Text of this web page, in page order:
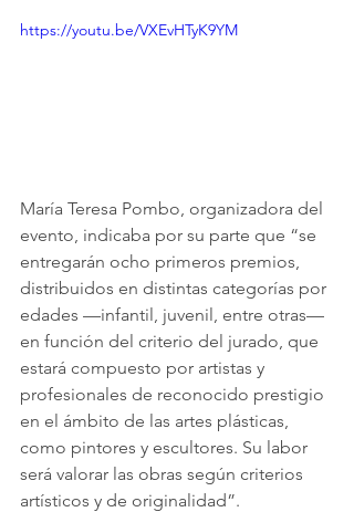
https://youtu.be/VXEvHTyK9YM
María Teresa Pombo, organizadora del
evento, indicaba por su parte que “se
entregarán ocho primeros premios,
distribuidos en distintas categorías por
edades —infantil, juvenil, entre otras—
en función del criterio del jurado, que
estará compuesto por artistas y
profesionales de reconocido prestigio
en el ámbito de las artes plásticas,
como pintores y escultores. Su labor
será valorar las obras según criterios
artísticos y de originalidad”.